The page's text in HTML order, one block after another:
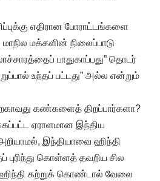
எதிரான போராட்டங்களை
மக்களின் நிலைப்பாடு
பாதுகாப்பது” தொடர்
உந்தப் பட்டது” அல்ல என்றும்
கண்களைத் திறப்பார்களா?
ஏராளமான இந்திய
இந்தியாவை ஹிந்தி
புரிந்து கொள்ளத் தவறிய சில
கற்றுக் கொண்டால் வேலை